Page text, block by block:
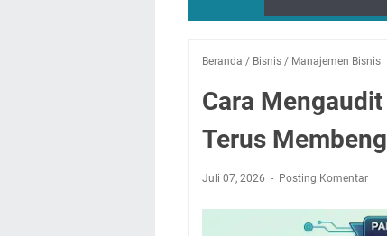
Beranda / Bisnis / Manajemen Bisnis
Cara
Terus
Juli 07, 2026 Posting Komentar